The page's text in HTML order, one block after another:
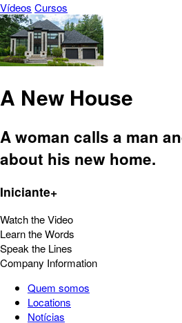
Vídeos Cursos
A New House
A woman calls a man
about his new home.
Iniciante+
Watch the Video
Learn the Words
Speak the Lines
Company Information
Quem somos
Locations
Notícias